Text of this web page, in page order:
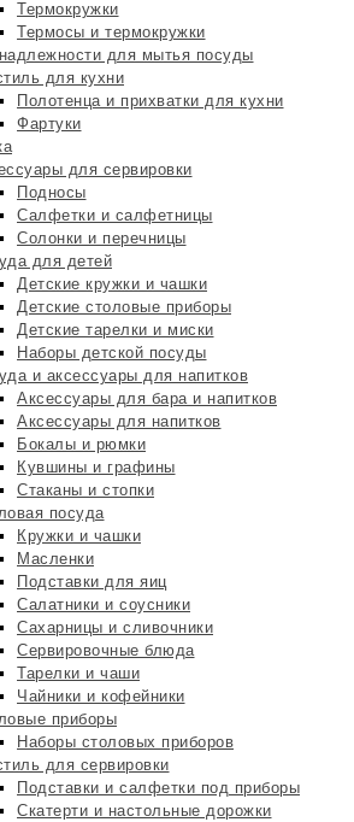
Термокружки
Термосы и термокружки
для мытья посуды
для кухни
Полотенца и прихватки для кухни
Фартуки
для сервировки
Подносы
Салфетки и салфетницы
Солонки и перечницы
для детей
Детские кружки и чашки
Детские столовые приборы
Детские тарелки и миски
Наборы детской посуды
и аксессуары для напитков
Аксессуары для бара и напитков
Аксессуары для напитков
Бокалы и рюмки
Кувшины и графины
Стаканы и стопки
посуда
Кружки и чашки
Масленки
Подставки для яиц
Салатники и соусники
Сахарницы и сливочники
Сервировочные блюда
Тарелки и чаши
Чайники и кофейники
приборы
Наборы столовых приборов
для сервировки
Подставки и салфетки под приборы
Скатерти и настольные дорожки